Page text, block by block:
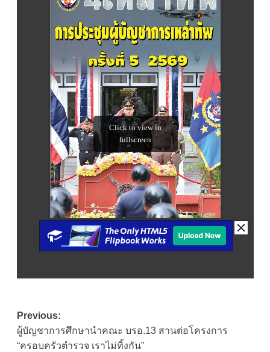
Post
navigation
Previous:
ผู้บัญชาการศึกษานำคณะ บรอ.13 สานต่อโครงการ
“ครอบครัวตำรวจ เราไม่ทิ้งกัน”